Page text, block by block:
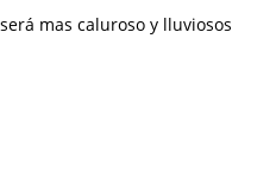
mas caluroso y lluviosos